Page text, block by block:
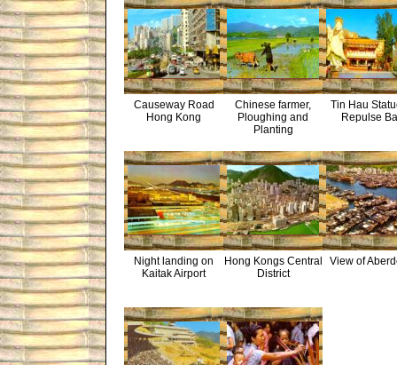
Causeway Road
Hong Kong
Chinese farmer,
Ploughing and
Planting
Tin Hau
Repulse
Night landing on
Kaitak Airport
Hong Kongs Central
District
View of